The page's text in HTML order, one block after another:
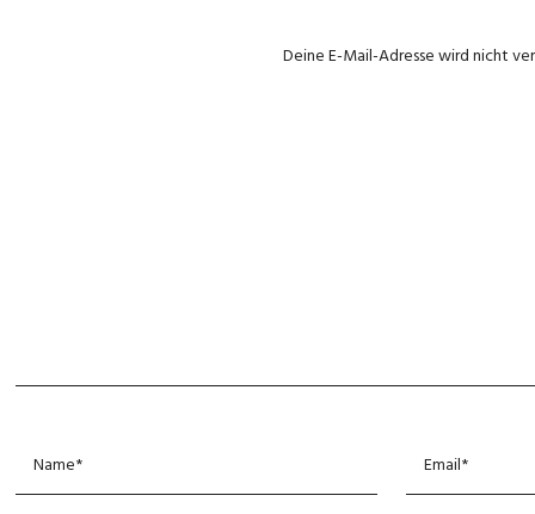
Deine E-Mail-Adresse wird nicht